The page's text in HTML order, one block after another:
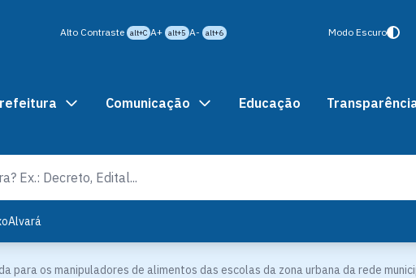
Alto Contraste alt+C A+ alt+5 A- alt+6 Modo Escuro
Comunicação Educação
Alvará
para os manipuladores de alimentos das escolas da zona urbana da rede